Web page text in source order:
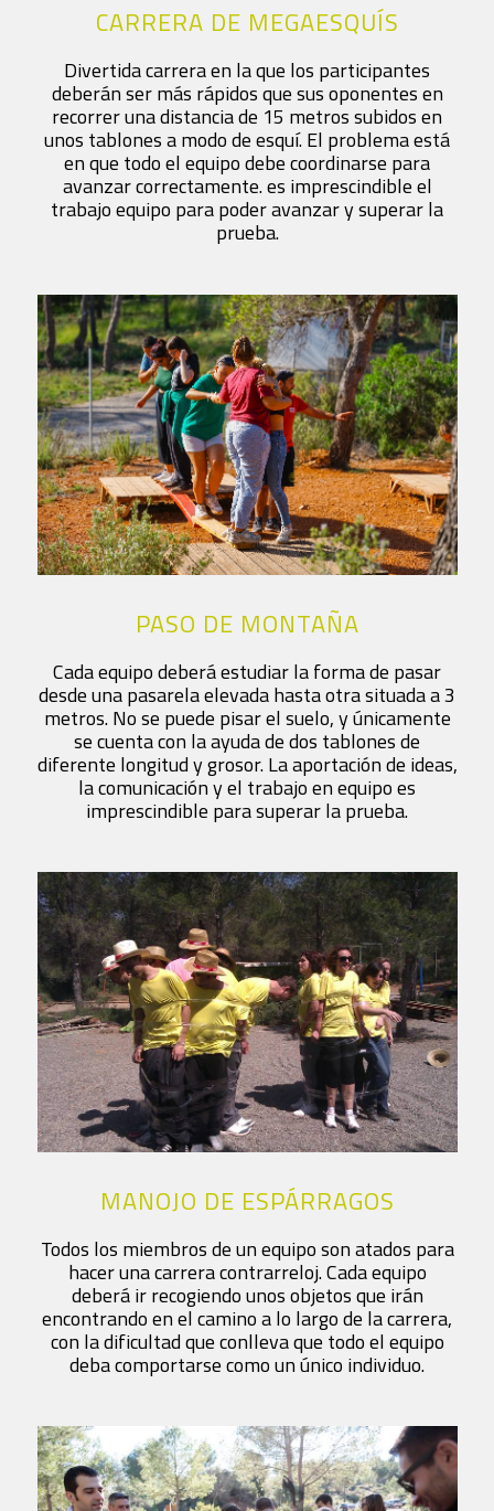
CARRERA DE MEGAESQUÍS
Divertida carrera en la que los participantes
deberán ser más rápidos que sus oponentes en
recorrer una distancia de 15 metros subidos en
unos tablones a modo de esquí. El problema está
en que todo el equipo debe coordinarse para
avanzar correctamente. es imprescindible el
trabajo equipo para poder avanzar y superar la
prueba.
PASO DE MONTAÑA
Cada equipo deberá estudiar la forma de pasar
desde una pasarela elevada hasta otra situada a 3
metros. No se puede pisar el suelo, y únicamente
se cuenta con la ayuda de dos tablones de
diferente longitud y grosor. La aportación de ideas,
la comunicación y el trabajo en equipo es
imprescindible para superar la prueba.
MANOJO DE ESPÁRRAGOS
Todos los miembros de un equipo son atados para
hacer una carrera contrarreloj. Cada equipo
deberá ir recogiendo unos objetos que irán
encontrando en el camino a lo largo de la carrera,
con la dificultad que conlleva que todo el equipo
deba comportarse como un único individuo.